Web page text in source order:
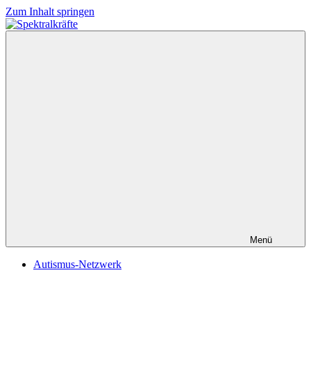
Zum Inhalt springen
Menü
Autismus-Netzwerk